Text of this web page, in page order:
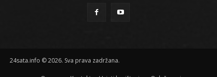
24sata.info © 2026. Sva prava zadržana.